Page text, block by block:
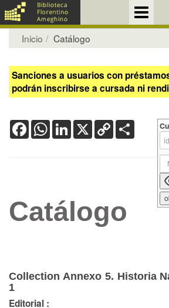
Inicio Catálogo
Sanciones a usuarios con
podrán inscribirse a cursada ni
FacebookWhatsApp
LinkedIn
X Copy
Link
Catálogo
Collection Annexo 5. Historia
1
Editorial :